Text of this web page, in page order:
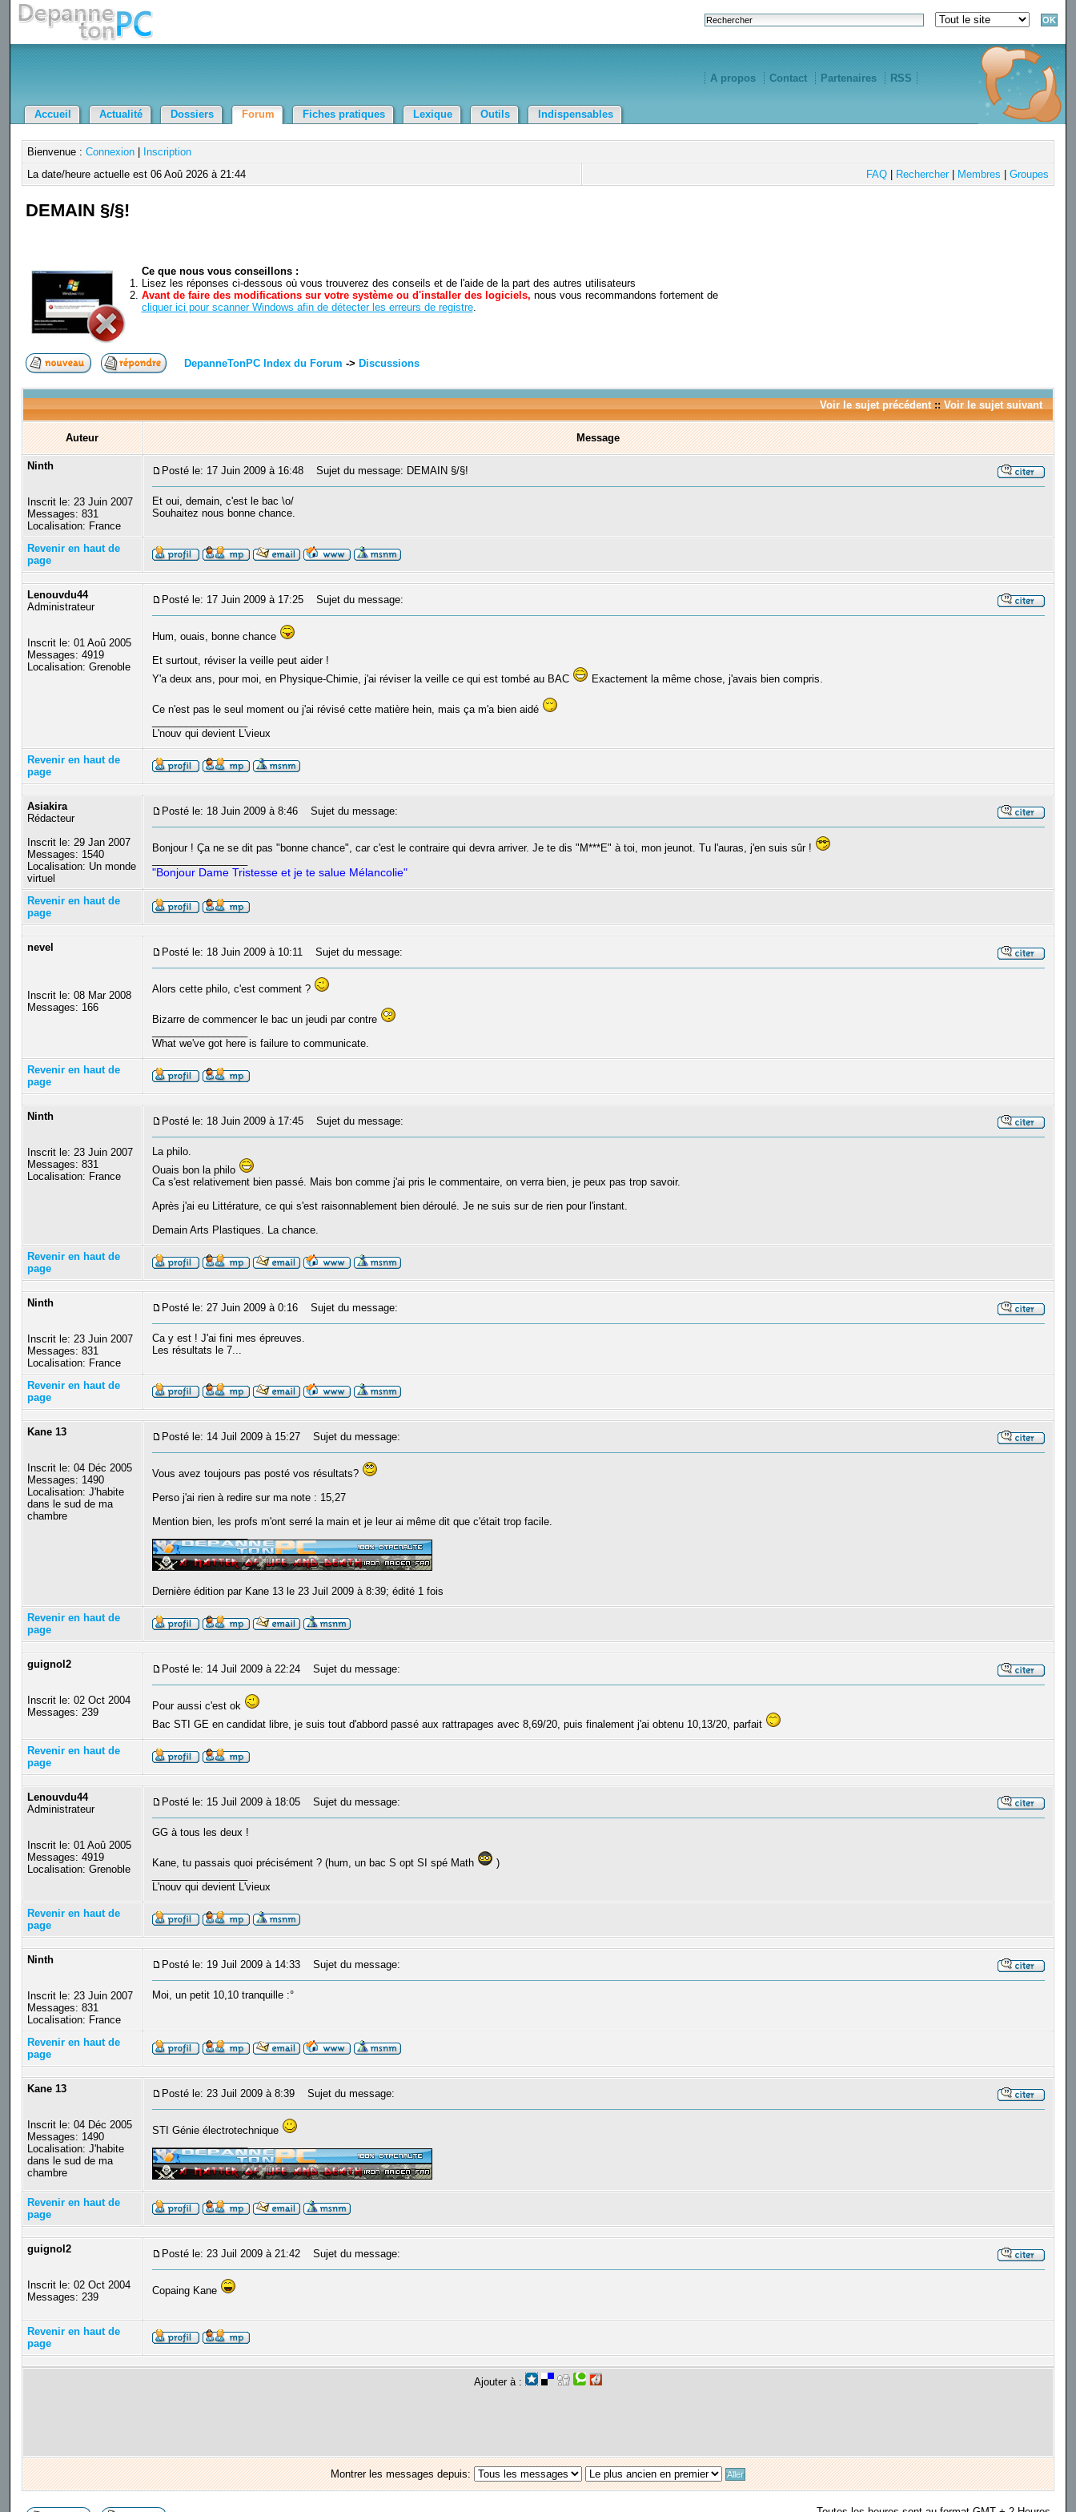
A propos Contact Partenaires RSS
Accueil Actualité Dossiers Forum Fiches pratiques Lexique Outils Indispensables
Bienvenue : Connexion|
Inscription
La date/heure actuelle est 06 Aoû 2026 à 21:44
FAQ| Rechercher| Membres Groupes
DEMAIN §/§!
Ce que nous vous conseillons :
Lisez les réponses ci-dessous où vous trouverez des conseils et de l'aide de la part des autres utilisateurs
Avant de faire des modifications sur votre système ou d'installer des logiciels, nous vous recommandons fortement de
cliquer ici pour scanner Windows afin de détecter les erreurs de registre.
DepanneTonPC Index du Forum -> Discussions
Voir le sujet précédent:: Voir le sujet suivant
Auteur Message
Ninth
Inscrit le: 23 Juin 2007
Messages: 831
Localisation: France
Posté le: 17 Juin 2009 à 16:48 Sujet du message: DEMAIN §/§!
Et oui, demain, c'est le bac \o/
Souhaitez nous bonne chance.
Revenir en haut de
page
Lenouvdu44
Administrateur
Inscrit le: 01 Aoû 2005
Messages: 4919
Localisation: Grenoble
Posté le: 17 Juin 2009 à 17:25 Sujet du message:
Hum, ouais, bonne chance
Et surtout, réviser la veille peut aider !
Y'a deux ans, pour moi, en Physique-Chimie, j'ai réviser la veille ce qui est tombé au BAC
Exactement la même chose, j'avais bien compris.
Ce n'est pas le seul moment ou j'ai révisé cette matière hein, mais ça m'a bien aidé
L'nouv qui devient L'vieux
Revenir en haut de
page
Asiakira
Rédacteur
Inscrit le: 29 Jan 2007
Messages: 1540
Localisation: Un monde
virtuel
Posté le: 18 Juin 2009 à 8:46 Sujet du message:
Bonjour ! Ça ne se dit pas "bonne chance", car c'est le contraire qui devra arriver. Je te dis "M***E" à toi, mon jeunot. Tu l'auras, j'en suis sûr !
"Bonjour Dame Tristesse et je te salue Mélancolie"
Revenir en haut de
page
nevel
Inscrit le: 08 Mar 2008
Messages: 166
Posté le: 18 Juin 2009 à 10:11 Sujet du message:
Alors cette philo, c'est comment ?
Bizarre de commencer le bac un jeudi par contre
What we've got here is failure to communicate.
Revenir en haut de
page
Ninth
Inscrit le: 23 Juin 2007
Messages: 831
Localisation: France
Posté le: 18 Juin 2009 à 17:45 Sujet du message:
La philo.
Ouais bon la philo
Ca s'est relativement bien passé. Mais bon comme j'ai pris le commentaire, on verra bien, je peux pas trop savoir.
Après j'ai eu Littérature, ce qui s'est raisonnablement bien déroulé. Je ne suis sur de rien pour l'instant.
Demain Arts Plastiques. La chance.
Revenir en haut de
page
Ninth
Inscrit le: 23 Juin 2007
Messages: 831
Localisation: France
Posté le: 27 Juin 2009 à 0:16 Sujet du message:
Ca y est ! J'ai fini mes épreuves.
Les résultats le 7...
Revenir en haut de
page
Kane 13
Inscrit le: 04 Déc 2005
Messages: 1490
Localisation: J'habite
dans le sud de ma
chambre
Posté le: 14 Juil 2009 à 15:27 Sujet du message:
Vous avez toujours pas posté vos résultats?
Perso j'ai rien à redire sur ma note : 15,27
Mention bien, les profs m'ont serré la main et je leur ai même dit que c'était trop facile.
Dernière édition par Kane 13 le 23 Juil 2009 à 8:39; édité 1 fois
Revenir en haut de
page
guignol2
Inscrit le: 02 Oct 2004
Messages: 239
Posté le: 14 Juil 2009 à 22:24 Sujet du message:
Pour aussi c'est ok
Bac STI GE en candidat libre, je suis tout d'abbord passé aux rattrapages avec 8,69/20, puis finalement j'ai obtenu 10,13/20, parfait
Revenir en haut de
page
Lenouvdu44
Administrateur
Inscrit le: 01 Aoû 2005
Messages: 4919
Localisation: Grenoble
Posté le: 15 Juil 2009 à 18:05 Sujet du message:
GG à tous les deux !
Kane, tu passais quoi précisément ? (hum, un bac S opt SI spé Math
)
L'nouv qui devient L'vieux
Revenir en haut de
page
Ninth
Inscrit le: 23 Juin 2007
Messages: 831
Localisation: France
Posté le: 19 Juil 2009 à 14:33 Sujet du message:
Moi, un petit 10,10 tranquille :°
Revenir en haut de
page
Kane 13
Inscrit le: 04 Déc 2005
Messages: 1490
Localisation: J'habite
dans le sud de ma
chambre
Posté le: 23 Juil 2009 à 8:39 Sujet du message:
STI Génie électrotechnique
Revenir en haut de
page
guignol2
Inscrit le: 02 Oct 2004
Messages: 239
Posté le: 23 Juil 2009 à 21:42 Sujet du message:
Copaing Kane
Revenir en haut de
page
Ajouter à :
Montrer les messages depuis: